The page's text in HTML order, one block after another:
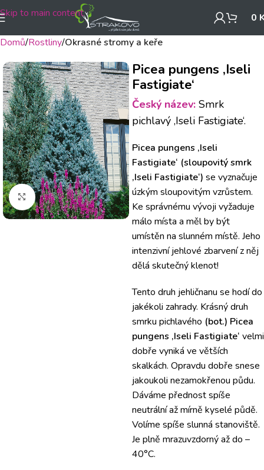
Skip to main content 0
Domů Rostliny Okrasné stromy a keře
Klikněte pro zvětšení
Picea pungens ‚Iseli
Fastigiate‘
Český název: Smrk
pichlavý ‚Iseli Fastigiate‘.
Picea pungens ‚Iseli
Fastigiate‘ (sloupovitý smrk
‚Iseli Fastigiate‘) se vyznačuje
úzkým sloupovitým vzrůstem.
Ke správnému vývoji vyžaduje
málo místa a měl by být
umístěn na slunném místě. Jeho
intenzivní jehlové zbarvení z něj
dělá skutečný klenot!
Tento druh jehličnanu se hodí do
jakékoli zahrady. Krásný druh
smrku pichlavého (bot.) Picea
pungens ‚Iseli Fastigiate‘ velmi
dobře vyniká ve větších
skalkách. Opravdu dobře snese
jakoukoli nezamokřenou půdu.
Dáváme přednost spíše
neutrální až mírně kyselé půdě.
Volíme spíše slunná stanoviště.
Je plně mrazuvzdorný až do –
40°C.